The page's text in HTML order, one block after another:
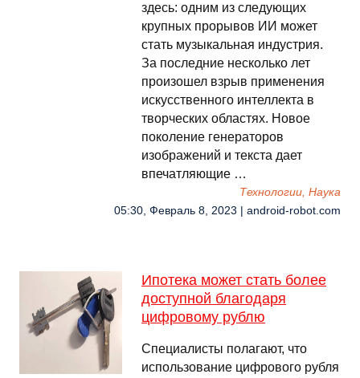
здесь: одним из следующих
крупных прорывов ИИ может
стать музыкальная индустрия.
За последние несколько лет
произошел взрыв применения
искусственного интеллекта в
творческих областях. Новое
поколение генераторов
изображений и текста дает
впечатляющие …
Технологии, Наука
05:30, Февраль 8, 2023 | android-robot.com
Ипотека может стать более
доступной благодаря
цифровому рублю
Специалисты полагают, что
использование цифрового рубля